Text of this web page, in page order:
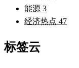
能源 3
经济热点 47
标签云